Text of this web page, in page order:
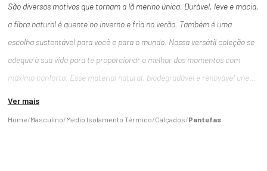
São diversos motivos que tornam a lã merino única. Durável, leve e macia,
a fibra natural é quente no inverno e fria no verão. Também é uma
escolha sustentável para você e para o mundo. Nossa versátil coleção se
adequa à sua vida para te proporcionar o melhor dos momentos com
máximo conforto. Esse material natural, biodegradável e renovável une
Ver mais
Masculino Médio Isolamento Térmico Calçados Pantufas